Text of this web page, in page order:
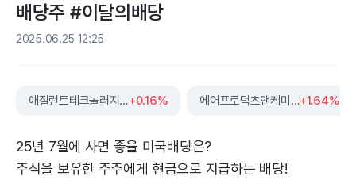
배당주 #이달의배당
2025.06.25 12:25
애질런트테크놀러지스+0.16% 에어프로덕츠앤케미컬스+1.64%
25년 7월에 사면 좋을 미국배당은?
주식을 보유한 주주에게 현금으로 지급하는 배당!